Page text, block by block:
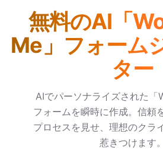
ブログ
料金
無料のAI「
Me」フォーム
ター
AIでパーソナライズされた「
フォームを瞬時に作成。信頼
プロセスを見せ、理想のクラ
惹きつけます。